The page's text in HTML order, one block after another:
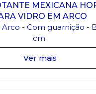
MEXICANA
VIDRO EM ARCO
Arco - Com guarnição -
cm.
Ver mais